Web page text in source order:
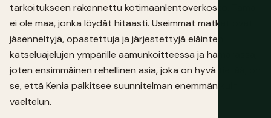
tarkoitukseen rakennettu kotimaanlentoverkosto. Tämä
ei ole maa, jonka löydät hitaasti. Useimmat matkat ovat
jäsenneltyjä, opastettuja ja järjestettyjä eläinten
katseluajelujen ympärille aamunkoitteessa ja hämärässä,
joten ensimmäinen rehellinen asia, joka on hyvä tietää, on
se, että Kenia palkitsee suunnitelman enemmän kuin
vaeltelun.